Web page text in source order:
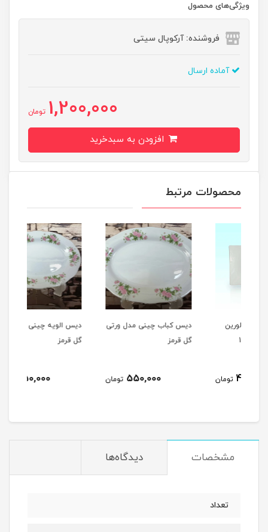
ویژگی‌های محصول
فروشنده: آرکوپال سیتی
آماده ارسال
1,200,000 تومان
محصولات مرتبط
دیس کباب چینی مدل ورتی
تومان
دیس الویه چینی مدل ورتی
تومان
مشخصات دیدگاه‌ها
تعداد